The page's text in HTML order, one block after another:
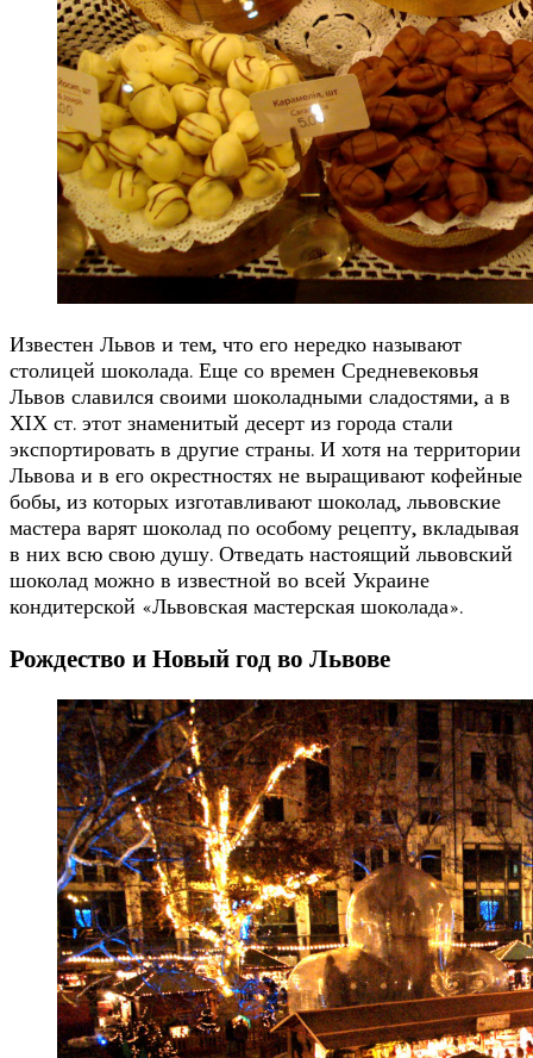
Известен Львов и тем, что его нередко называют
столицей шоколада. Еще со времен Средневековья
Львов славился своими шоколадными сладостями, а в
ХIХ ст. этот знаменитый десерт из города стали
экспортировать в другие страны. И хотя на территории
Львова и в его окрестностях не выращивают кофейные
бобы, из которых изготавливают шоколад, львовские
мастера варят шоколад по особому рецепту, вкладывая
в них всю свою душу. Отведать настоящий львовский
шоколад можно в известной во всей Украине
кондитерской «Львовская мастерская шоколада».
Рождество и Новый год во Львове